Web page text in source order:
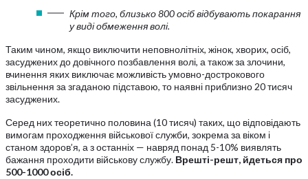
Крім того, близько 800 осіб відбувають покарання
у виді обмеження волі.
Таким чином, якщо виключити неповнолітніх, жінок, хворих, осіб,
засуджених до довічного позбавлення волі, а також за злочини,
вчинення яких виключає можливість умовно-дострокового
звільнення за згаданою підставою, то наявні приблизно 20 тисяч
засуджених.
Серед них теоретично половина (10 тисяч) таких, що відповідають
вимогам проходження військової служби, зокрема за віком і
станом здоров’я, а з останніх — навряд понад 5-10% виявлять
бажання проходити військову службу. Врешті-решт, йдеться про
500-1000 осіб.